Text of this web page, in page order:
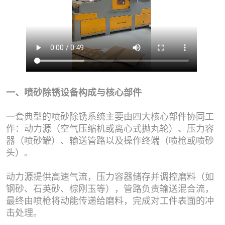
一、喷砂除锈设备构成与核心部件
一套典型的喷砂除锈系统主要由四大核心部件协同工
作：动力源（空气压缩机或离心式抛丸轮）、压力容
器（喷砂罐）、输送管路以及操作终端（喷枪或喷砂
头）。
动力源提供高速气流，压力容器储存并调控磨料（如
钢砂、石英砂、棕刚玉等），管路负责输送混合流，
最终由喷枪将动能传递给磨料，完成对工件表面的冲
击处理。